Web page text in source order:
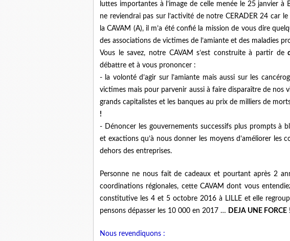
luttes importantes à l’image de celle menée le 25 janvier à
ne reviendrai pas sur l’activité de notre CERADER 24 car
la CAVAM (A), il m’a été confié la mission de vous dire
des associations de victimes de l’amiante et des maladies
Vous le savez, notre CAVAM s’est construite à partir de
débattre et à vous prononcer :
- la volonté d’agir sur l’amiante mais aussi sur les
victimes mais pour parvenir aussi à faire disparaître de nos
grands capitalistes et les banques au prix de milliers de
!
- Dénoncer les gouvernements successifs plus prompts à
et exactions qu’à nous donner les moyens d’améliorer les
dehors des entreprises.
Personne ne nous fait de cadeaux et pourtant après 2
coordinations régionales, cette CAVAM dont vous
constitutive les 4 et 5 octobre 2016 à LILLE et elle
pensons dépasser les 10 000 en 2017 … DEJA UNE FORCE !
Nous revendiquons :